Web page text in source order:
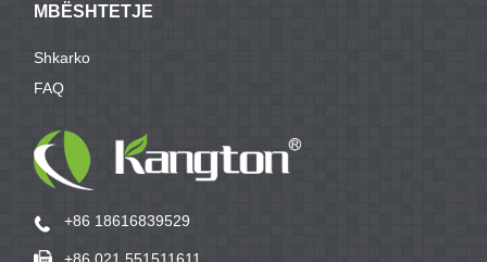
MBËSHTETJE
Shkarko
FAQ
+86 18616839529